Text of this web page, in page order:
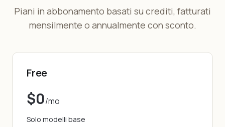
Piani in abbonamento basati su crediti, fatturati
mensilmente o annualmente con sconto.
Free
$0/mo
Solo modelli base